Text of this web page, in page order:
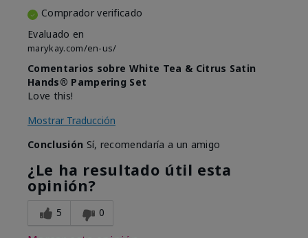
Comprador verificado
Evaluado en
marykay.com/en-us/
Comentarios sobre White Tea & Citrus Satin
Hands® Pampering Set
Love this!
Mostrar Traducción
Conclusión Sí, recomendaría a un amigo
¿Le ha resultado útil esta
opinión?
5 0